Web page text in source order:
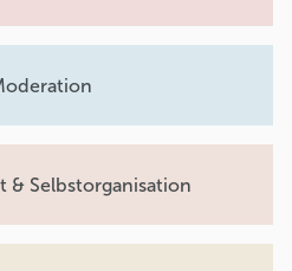
& Selbstorganisation